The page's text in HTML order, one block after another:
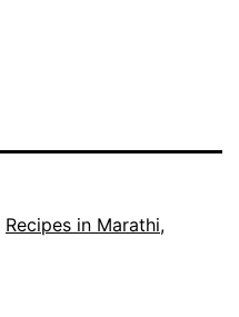
Recipes in Marathi,